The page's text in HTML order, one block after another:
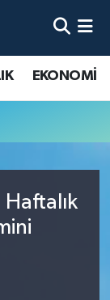
EKONOMİ
Haftalık